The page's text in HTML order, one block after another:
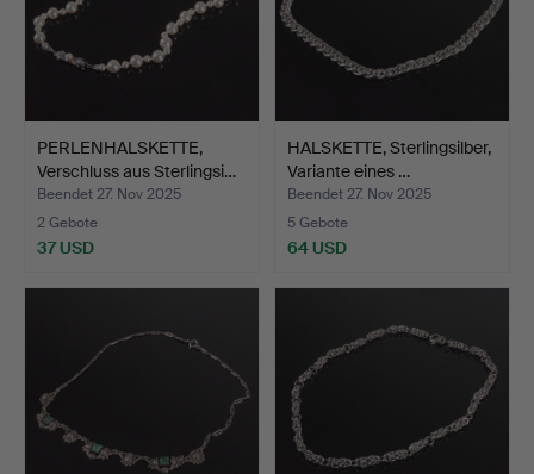
PERLENHALSKETTE,
Verschluss aus Sterlingsi…
Beendet 27. Nov 2025
2 Gebote
37 USD
HALSKETTE, Sterlingsilber,
Variante eines …
Beendet 27. Nov 2025
5 Gebote
64 USD